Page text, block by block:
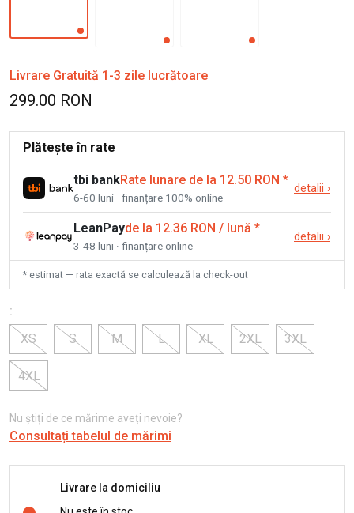
Livrare Gratuită 1-3 zile lucrătoare
299.00 RON
Plătește în rate
tbi bankRate lunare de la 12.50 RON *
6-60 luni · finanțare 100% online
detalii ›
LeanPayde la 12.36 RON / lună *
3-48 luni · finanțare online
detalii ›
* estimat — rata exactă se calculează la check-out
:
XS
S M L XL 2XL 3XL
4XL
Nu știți de ce mărime aveți nevoie?
Consultați tabelul de mărimi
Livrare la domiciliu